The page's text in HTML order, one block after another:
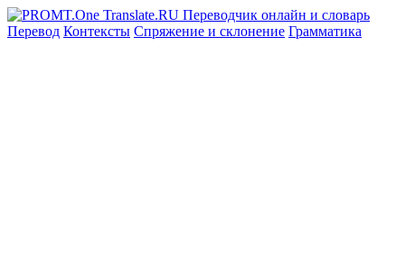
Перевод Контексты Спряжение и склонение Грамматика